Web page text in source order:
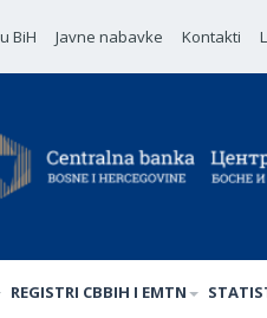
BiH Javne nabavke Kontakti
REGISTRI CBBIH I EMTN